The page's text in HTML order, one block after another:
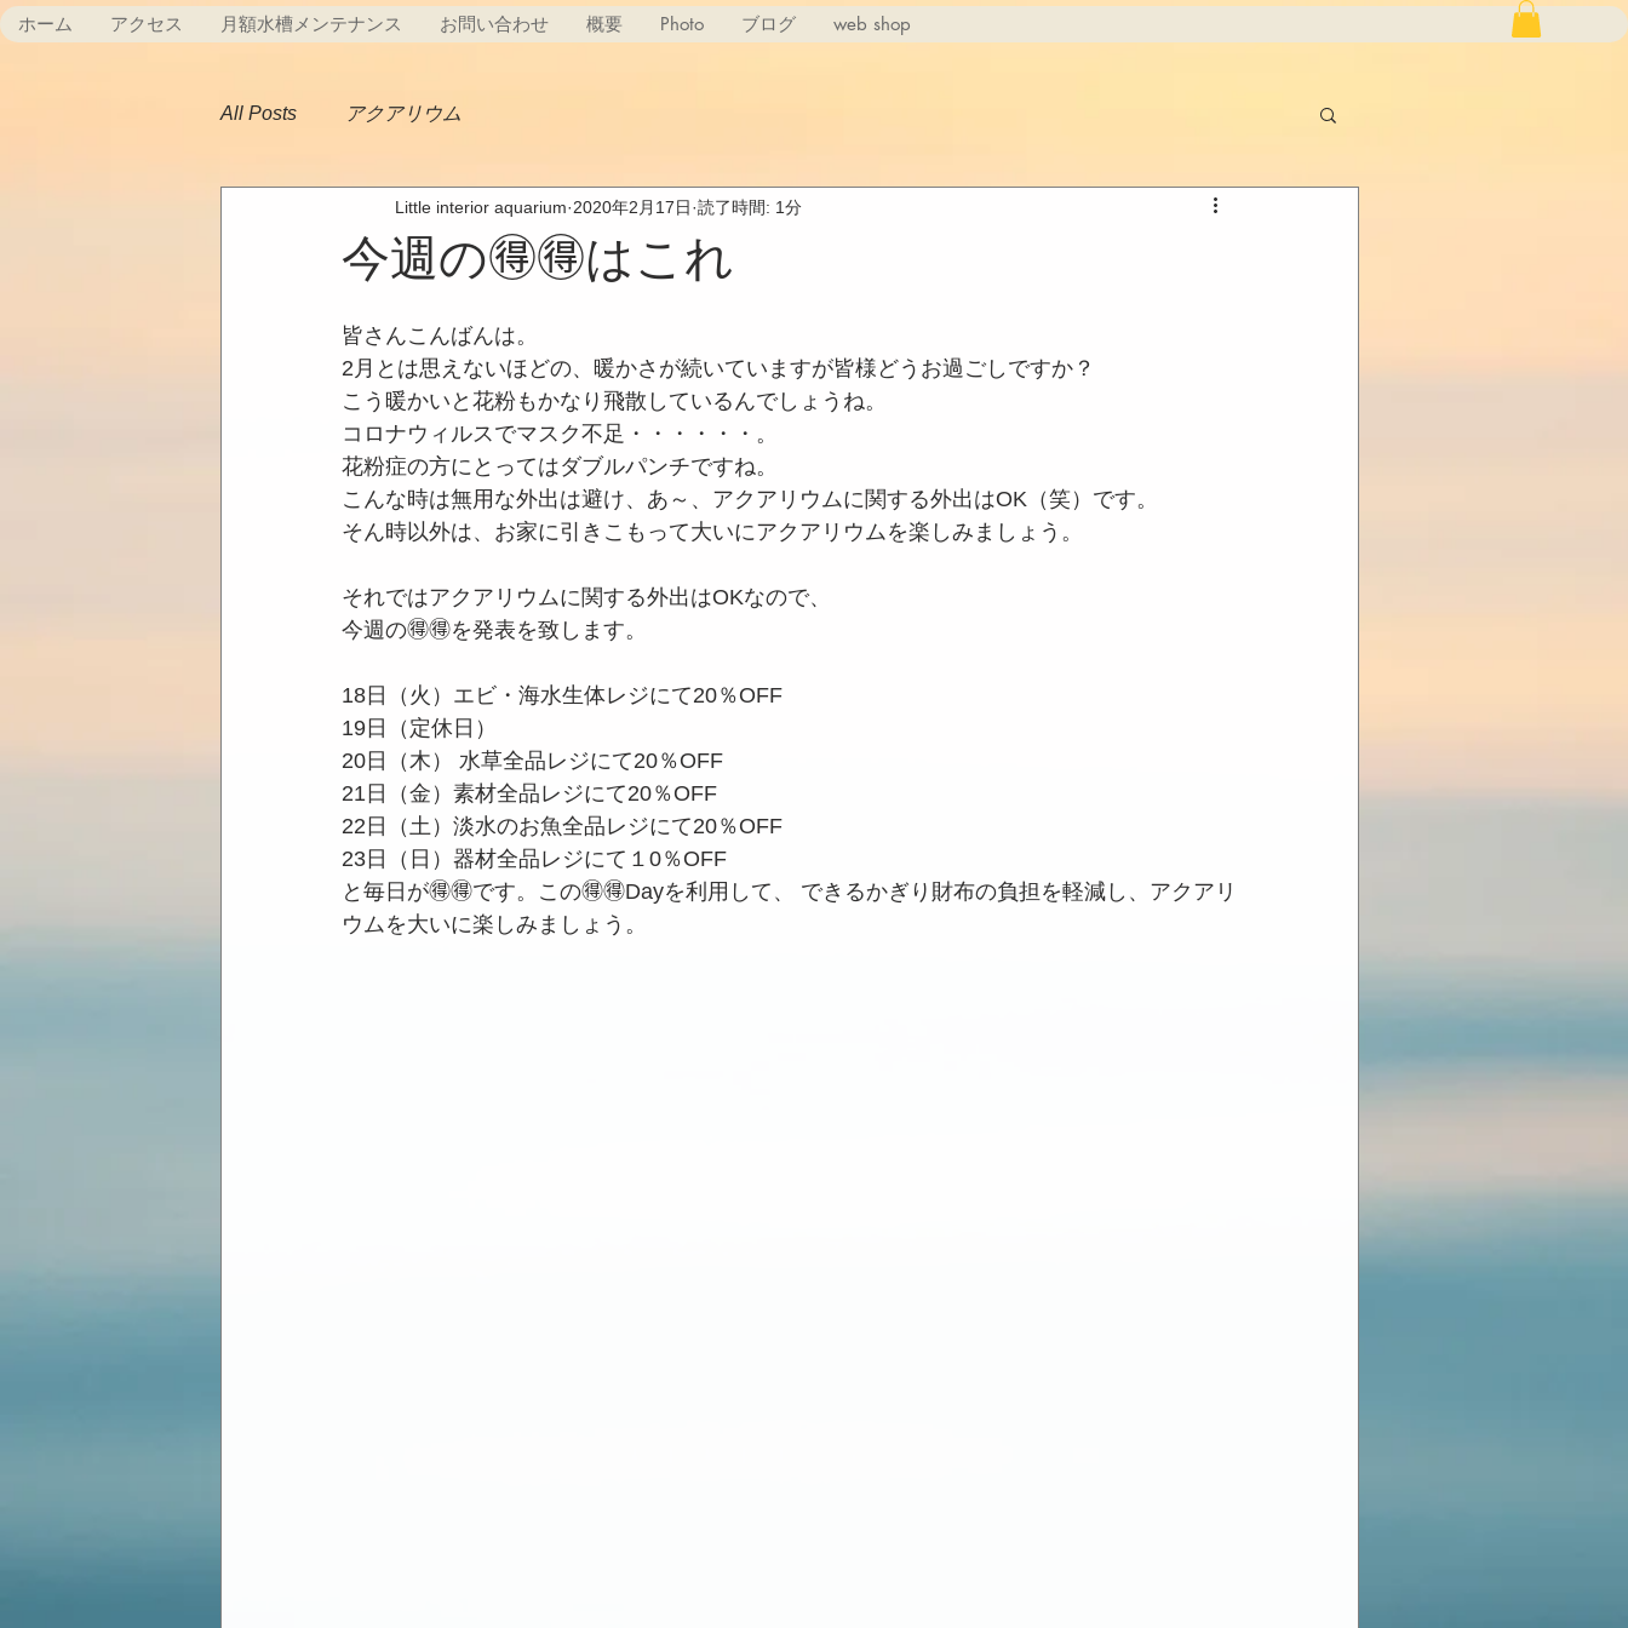
ホーム アクセス 月額水槽メンテナンス お問い合わせ 概要 Photo ブログ web shop
All Posts アクアリウム
今週の🉐🉐はこれ
Little interior aquarium 2020年2月17日 読了時間: 1分
皆さんこんばんは。
2月とは思えないほどの、暖かさが続いていますが皆様どうお過ごしですか？
こう暖かいと花粉もかなり飛散しているんでしょうね。
コロナウィルスでマスク不足・・・・・・。
花粉症の方にとってはダブルパンチですね。
こんな時は無用な外出は避け、あ～、アクアリウムに関する外出はOK（笑）です。
そん時以外は、お家に引きこもって大いにアクアリウムを楽しみましょう。
それではアクアリウムに関する外出はOKなので、
今週の🉐🉐を発表を致します。
18日（火）エビ・海水生体レジにて20％OFF
19日（定休日）
20日（木） 水草全品レジにて20％OFF
21日（金）素材全品レジにて20％OFF
22日（土）淡水のお魚全品レジにて20％OFF
23日（日）器材全品レジにて１0％OFF
と毎日が🉐🉐です。この🉐🉐Dayを利用して、 できるかぎり財布の負担を軽減し、アクアリ
ウムを大いに楽しみましょう。